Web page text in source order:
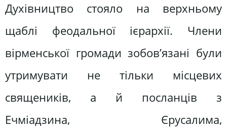
Духівництво стояло на верхньому
щаблі феодальної ієрархії. Члени
вірменської громади зобов’язані були
утримувати не тільки місцевих
священиків, а й посланців з
Ечміадзина, Єрусалима,